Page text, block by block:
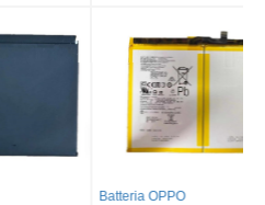
Batteria OPPO